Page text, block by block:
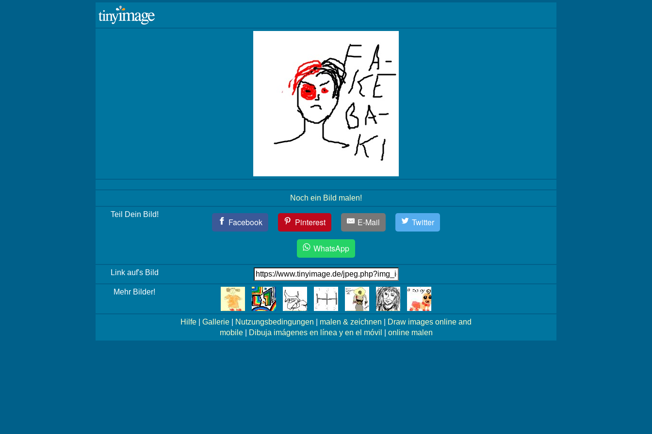
Noch ein Bild malen!
Teil Dein Bild!
Facebook Pinterest E-Mail Twitter
WhatsApp
Link auf's Bild
Mehr Bilder!
Hilfe Gallerie Nutzungsbedingungen malen & zeichnen
Draw images online and
mobile| Dibuja imágenes en línea y en el móvil online malen